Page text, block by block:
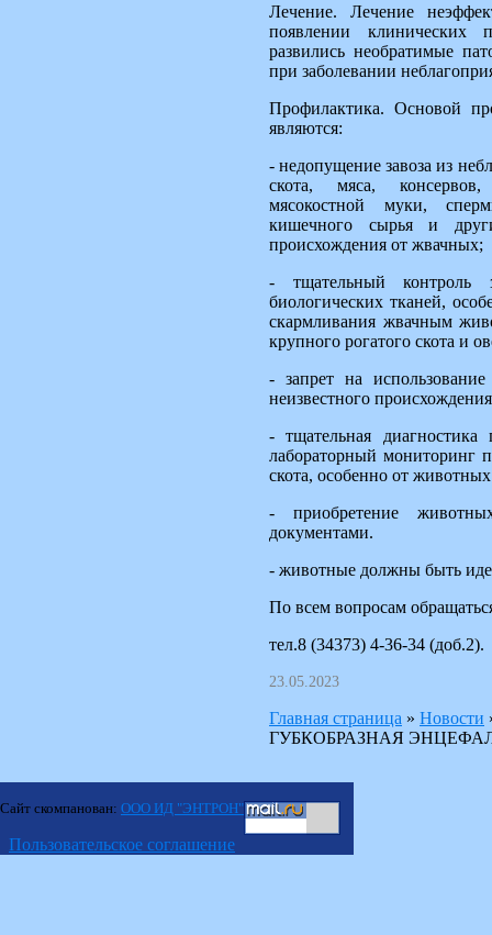
Лечение. Лечение
появлении клинических
развились необратимые
при заболевании
Профилактика. Основой
являются:
- недопущение завоза из
скота, мяса,
мясокостной муки,
кишечного сырья и
происхождения от жвачных;
- тщательный контроль
биологических тканей,
скармливания жвачным
крупного рогатого скота и
- запрет на
неизвестного
- тщательная
лабораторный мониторинг
скота, особенно от
- приобретение
документами.
- животные должны быть
По всем вопросам
тел.8 (34373) 4-36-34 (доб.2).
23.05.2023
Главная страница » Новости
ГУБКОБРАЗНАЯ
Сайт скомпанован: ООО ИД "ЭНТРОН"
Пользовательское соглашение